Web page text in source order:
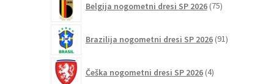
Belgija nogometni dresi SP 2026 75izdelkov
Brazilija nogometni dresi SP 2026 91izdelkov
Češka nogometni dresi SP 2026 4izdelki